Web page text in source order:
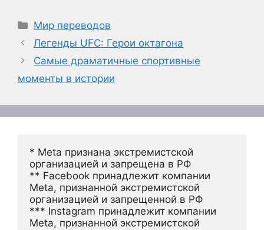
Рубрики
Мир переводов
Легенды UFC: Герои октагона
Самые драматичные спортивные
моменты в истории
* Meta признана экстремистской
организацией и запрещена в РФ
** Facebook принадлежит компании
Meta, признанной экстремистской
организацией и запрещенной в РФ
*** Instagram принадлежит компании
Meta, признанной экстремистской